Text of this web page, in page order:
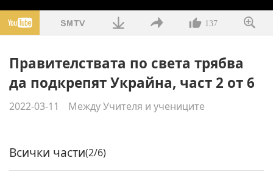
137
Правителствата по света трябва
да подкрепят Украйна, част 2 от 6
2022-03-11 Между Учителя и учениците
Всички части(2/6)